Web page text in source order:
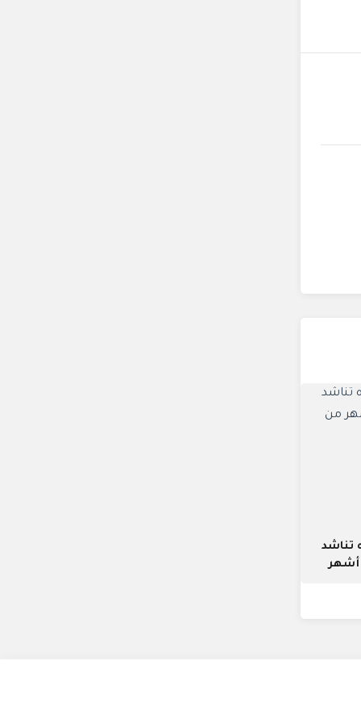
تناشد
أشهر